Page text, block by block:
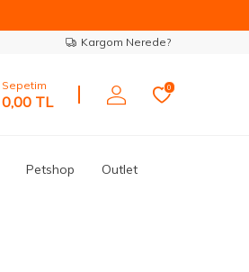
Kargom Nerede?
Sepetim
0,00 TL
0
Petshop Outlet